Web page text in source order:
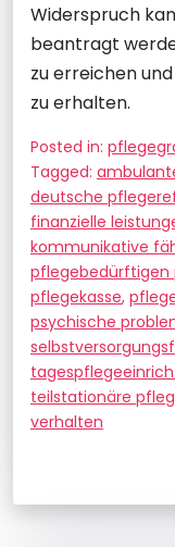
Widerspruch
beantragt
zu erreichen
zu erhalten.
Posted in:
Tagged:
deutsche
finanzielle
kommunikative
pflegebedürftigen
pflegekasse,
psychische
teilstationäre
verhalten